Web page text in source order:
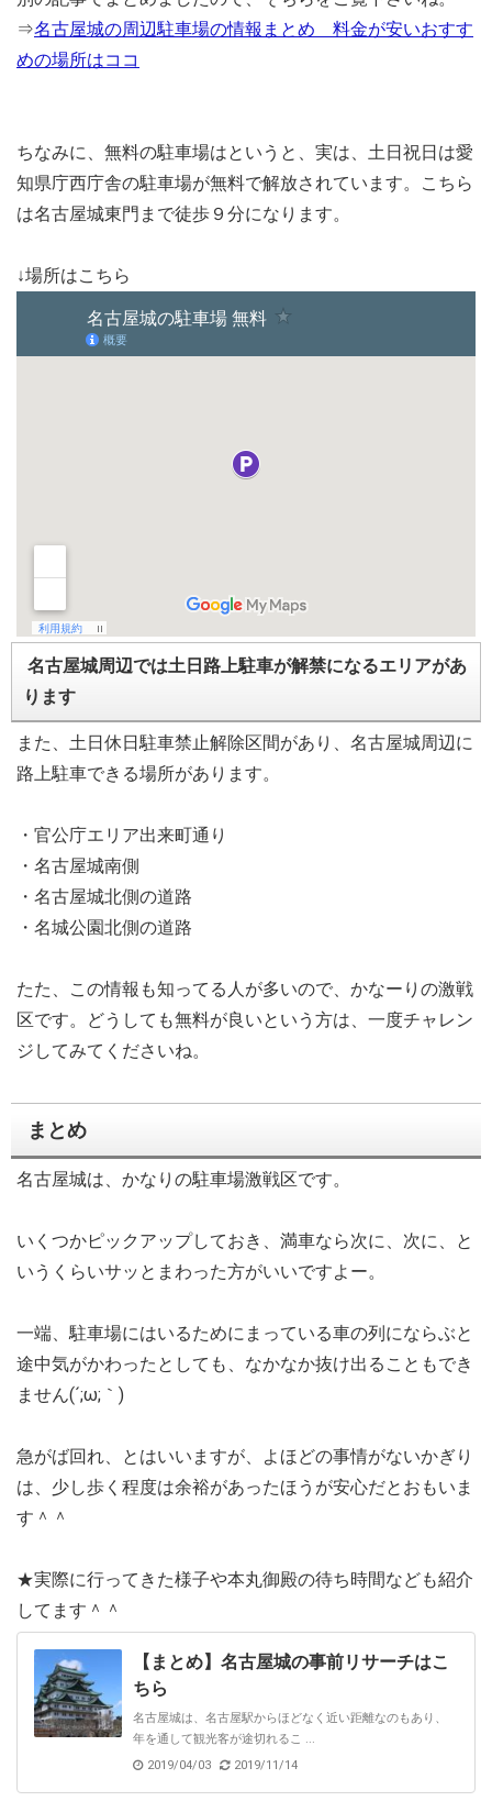
⇒名古屋城の周辺駐車場の情報まとめ 料金が安いおすす
めの場所はココ
ちなみに、無料の駐車場はというと、実は、土日祝日は愛
知県庁西庁舎の駐車場が無料で解放されています。こちら
は名古屋城東門まで徒歩９分になります。
↓場所はこちら
名古屋城周辺では土日路上駐車が解禁になるエリアがあ
ります
また、土日休日駐車禁止解除区間があり、名古屋城周辺に
路上駐車できる場所があります。
・官公庁エリア出来町通り
・名古屋城南側
・名古屋城北側の道路
・名城公園北側の道路
たた、この情報も知ってる人が多いので、かなーりの激戦
区です。どうしても無料が良いという方は、一度チャレン
ジしてみてくださいね。
まとめ
名古屋城は、かなりの駐車場激戦区です。
いくつかピックアップしておき、満車なら次に、次に、と
いうくらいサッとまわった方がいいですよー。
一端、駐車場にはいるためにまっている車の列にならぶと
途中気がかわったとしても、なかなか抜け出ることもでき
ません(´;ω;｀)
急がば回れ、とはいいますが、よほどの事情がないかぎり
は、少し歩く程度は余裕があったほうが安心だとおもいま
す＾＾
★実際に行ってきた様子や本丸御殿の待ち時間なども紹介
してます＾＾
【まとめ】名古屋城の事前リサーチはこ
ちら
名古屋城は、名古屋駅からほどなく近い距離なのもあり、
年を通して観光客が途切れるこ ...
2019/04/03
2019/11/14